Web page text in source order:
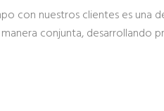
con nuestros clientes es una
conjunta,